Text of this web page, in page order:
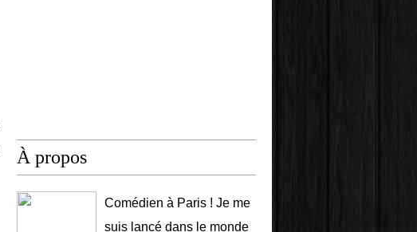
À propos
Comédien à Paris ! Je me
suis lancé dans le monde